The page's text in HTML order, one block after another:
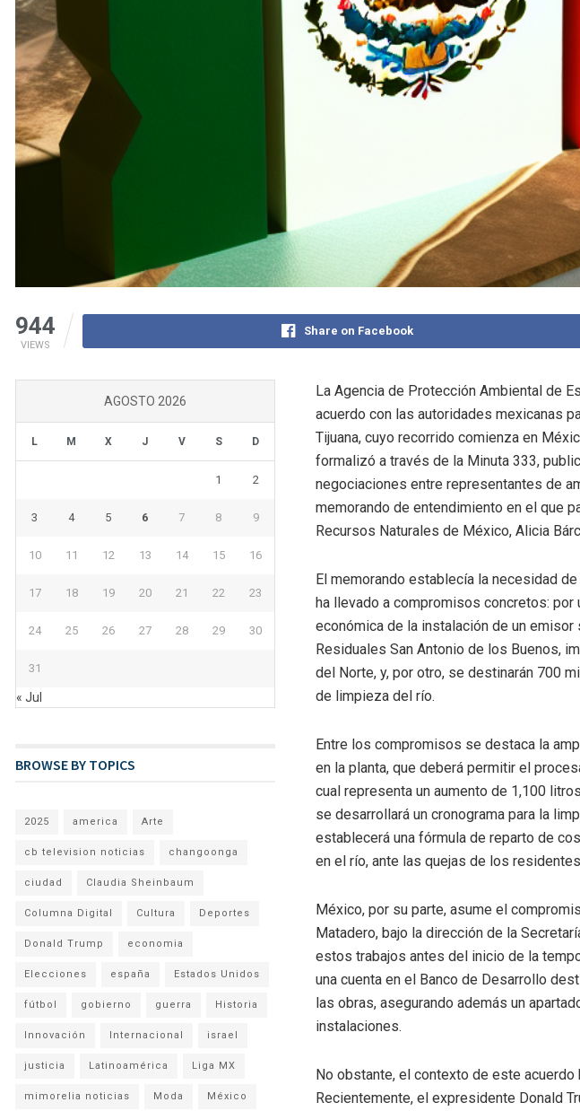
944
VIEWS
Share on Facebook
La Agencia de Protección Ambiental de
acuerdo con las autoridades mexicanas
Tijuana, cuyo recorrido comienza en
formalizó a través de la Minuta 333,
negociaciones entre representantes de
memorando de entendimiento en el que
Recursos Naturales de México, Alicia
El memorando establecía la necesidad
ha llevado a compromisos concretos: por
económica de la instalación de un emisor
Residuales San Antonio de los Buenos,
del Norte, y, por otro, se destinarán 700
de limpieza del río.
Entre los compromisos se destaca la
en la planta, que deberá permitir el
cual representa un aumento de 1,100
se desarrollará un cronograma para la
establecerá una fórmula de reparto de
en el río, ante las quejas de los
México, por su parte, asume el
Matadero, bajo la dirección de la
estos trabajos antes del inicio de la
una cuenta en el Banco de Desarrollo
las obras, asegurando además un
instalaciones.
No obstante, el contexto de este
Recientemente, el expresidente Donald
AGOSTO 2026
L M X J V S D
1 2
3 4 5 6 7 8 9
10 11 12 13 14 15 16
17 18 19 20 21 22 23
24 25 26 27 28 29 30
31
« Jul
BROWSE BY TOPICS
2025 america Arte
cb television noticias changoonga
ciudad Claudia Sheinbaum
Columna Digital Cultura Deportes
Donald Trump economia
Elecciones españa Estados Unidos
fútbol gobierno guerra Historia
Innovación Internacional israel
justicia Latinoamérica Liga MX
mimorelia noticias Moda México